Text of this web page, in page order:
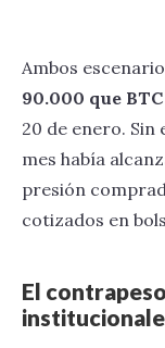
Ambos
90.000 que
20 de enero.
mes había
presión
cotizados en
El